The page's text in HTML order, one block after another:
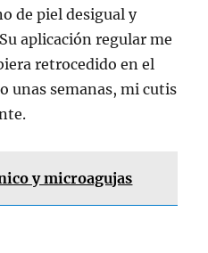
de piel desigual y
aplicación regular me
retrocedido en el
unas semanas, mi cutis
y microagujas